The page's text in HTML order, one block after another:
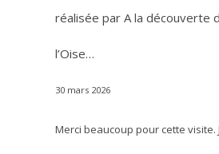
réalisée par A la découverte
l’Oise…
30 mars 2026
Merci beaucoup pour cette visite.